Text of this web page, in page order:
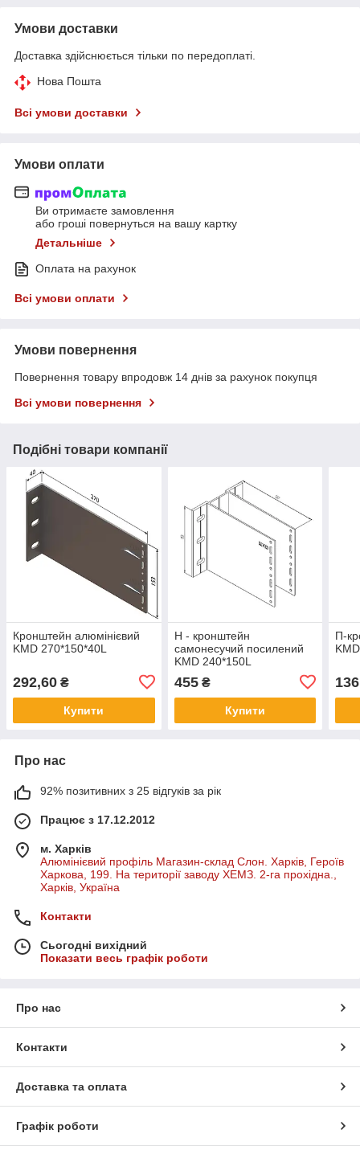
Умови доставки
Доставка здійснюється тільки по передоплаті.
Нова Пошта
Всі умови доставки
Умови оплати
Ви отримаєте замовлення
або гроші повернуться на вашу картку
Детальніше
Оплата на рахунок
Всі умови оплати
Умови повернення
Повернення товару впродовж 14 днів за рахунок покупця
Всі умови повернення
Подібні товари компанії
Кронштейн алюмінієвий
KMD 270*150*40L
292,60 ₴
Купити
H - кронштейн
самонесучий посилений
KMD 240*150L
455₴
Купити
П-
Про нас
92% позитивних з 25 відгуків за рік
Працює з 17.12.2012
м. Харків
Алюмінієвий профіль Магазин-склад Слон. Харків, Героїв
Харкова, 199. На території заводу ХЕМЗ. 2-га прохідна.,
Харків, Україна
Контакти
Сьогодні вихідний
Показати весь графік роботи
Про нас
Контакти
Доставка та оплата
Графік роботи